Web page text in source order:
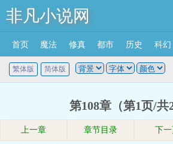
非凡小说网
首页 魔法 修真 都市 历史 科幻
繁体版 简体版
第108章（第1页/共2
上一章 章节目录 下一